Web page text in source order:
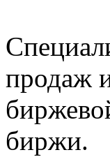
продаж
биржи.